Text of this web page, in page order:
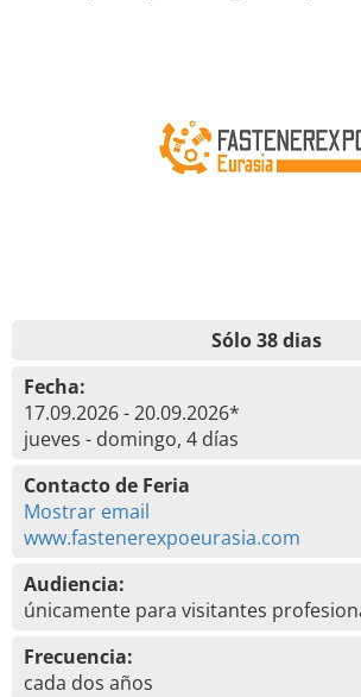
Sólo 38 dias
Fecha:
17.09.2026 - 20.09.2026*
jueves - domingo, 4 días
Contacto de Feria
Mostrar email
www.fastenerexpoeurasia.com
Audiencia:
únicamente para visitantes
Frecuencia:
cada dos años